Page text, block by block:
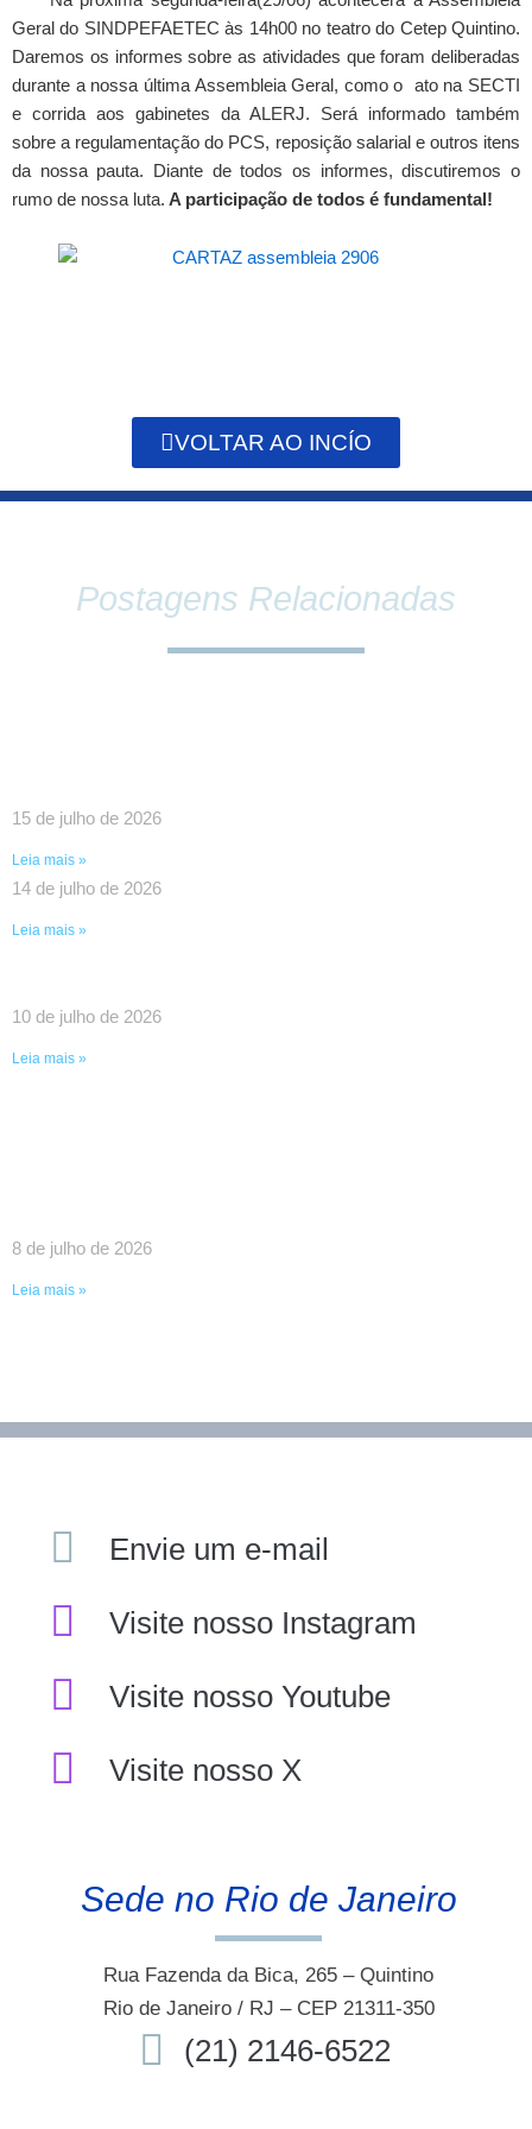
Geral do SINDPEFAETEC às 14h00 no teatro do Cetep Quintino.
Daremos os informes sobre as atividades que foram deliberadas
durante a nossa última Assembleia Geral, como o ato na SECTI
e corrida aos gabinetes da ALERJ. Será informado também
sobre a regulamentação do PCS, reposição salarial e outros itens
da nossa pauta. Diante de todos os informes, discutiremos o
rumo de nossa luta. A participação de todos é fundamental!
VOLTAR AO INCÍO
Postagens Relacionadas
15 de julho de 2026
Leia mais »
14 de julho de 2026
Leia mais »
10 de julho de 2026
Leia mais »
8 de julho de 2026
Leia mais »
Envie um e-mail
Visite nosso Instagram
Visite nosso Youtube
Visite nosso X
Sede no Rio de Janeiro
Rua Fazenda da Bica, 265 – Quintino
Rio de Janeiro / RJ – CEP 21311-350
(21) 2146-6522